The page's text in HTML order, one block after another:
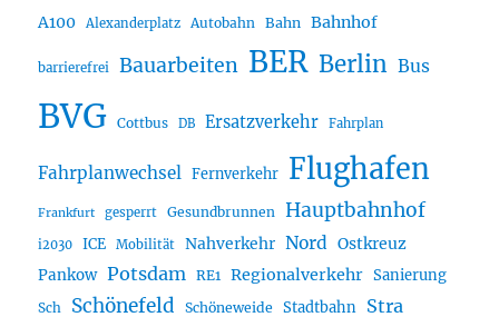
A100 Alexanderplatz Autobahn Bahn Bahnhof
barrierefrei Bauarbeiten BER Berlin Bus
BVG Cottbus DB Ersatzverkehr Fahrplan
Fahrplanwechsel Fernverkehr Flughafen
Frankfurt gesperrt Gesundbrunnen Hauptbahnhof
i2030 ICE Mobilität Nahverkehr Nord Ostkreuz
Pankow Potsdam RE1 Regionalverkehr Sanierung
Sch Schönefeld Schöneweide Stadtbahn Stra